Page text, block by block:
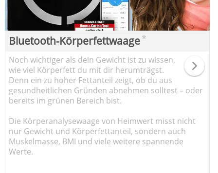
Bluetooth-Körperfettwaage*
Noch wichtiger als dein Gewicht ist zu wissen,
wie viel Körperfett du mit dir herumträgst.
Denn ein zu hoher Fettanteil zeigt, ob du aus
gesundheitlichen Gründen abnehmen solltest – oder
bereits im grünen Bereich bist.
Die Körperanalysewaage von Heimwert misst nicht
nur Gewicht und Körperfettanteil, sondern auch
Muskelmasse, BMI und viele weitere spannende
Werte.